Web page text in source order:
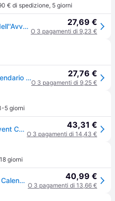
€ di spedizione, 5 giorni
Star Wars 75418 Calendario dell''Avvento 2025, Gioco per il Conto alla Rovescia di Natale con 24 Sorprese, Idea Regalo 6+, Giochi di costruzione 27,69 €
O 3 pagamenti di 9,23 €
LEGO® Star Wars™ 75418 Calendario dell'Avvento 2025 27,76 €
O 3 pagamenti di 9,25 €
5 giorni
LEGO STAR WARS 75418 Advent Calendar 2025 43,31 €
O 3 pagamenti di 14,43 €
18 giorni
Lego Star Wars 2025 Advent Calendar Multicolor Bambini 40,99 €
O 3 pagamenti di 13,66 €